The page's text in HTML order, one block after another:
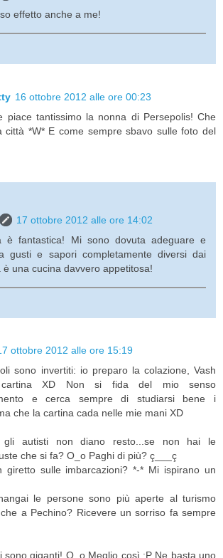
effetto anche a me!
16 ottobre 2012 alle ore 00:23
piace tantissimo la nonna di Persepolis! Che
città *W* E come sempre sbavo sulle foto del
17 ottobre 2012 alle ore 14:02
è fantastica! Mi sono dovuta adeguare e
gusti e sapori completamente diversi dai
è una cucina davvero appetitosa!
ottobre 2012 alle ore 15:19
sono invertiti: io preparo la colazione, Vash
XD Non si fida del mio senso
e cerca sempre di studiarsi bene i
che la cartina cada nelle mie mani XD
gli autisti non diano resto...se non hai le
che si fa? O_o Paghi di più? ç___ç
giretto sulle imbarcazioni? *-* Mi ispirano un
le persone sono più aperte al turismo
a Pechino? Ricevere un sorriso fa sempre
sono giganti! O_o Meglio così :P Ne basta uno